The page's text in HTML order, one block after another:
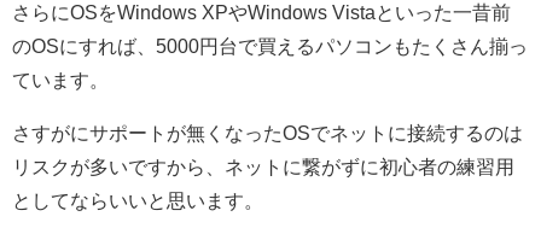
さらにOSをWindows XPやWindows Vistaといった一昔前
のOSにすれば、5000円台で買えるパソコンもたくさん揃っ
ています。
さすがにサポートが無くなったOSでネットに接続するのは
リスクが多いですから、ネットに繋がずに初心者の練習用
としてならいいと思います。